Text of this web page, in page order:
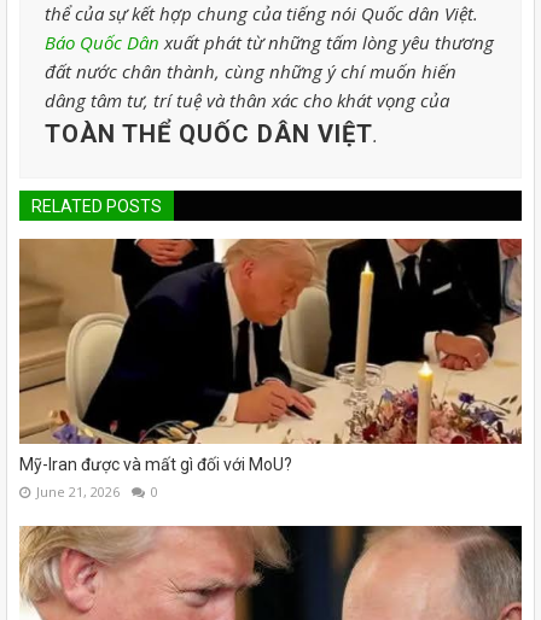
thể của sự kết hợp chung của tiếng nói Quốc dân Việt.
Báo Quốc Dân xuất phát từ những tấm lòng yêu thương
đất nước chân thành, cùng những ý chí muốn hiến
dâng tâm tư, trí tuệ và thân xác cho khát vọng của
TOÀN THỂ QUỐC DÂN VIỆT.
RELATED POSTS
Mỹ-Iran được và mất gì đối với MoU?
June 21, 2026 0